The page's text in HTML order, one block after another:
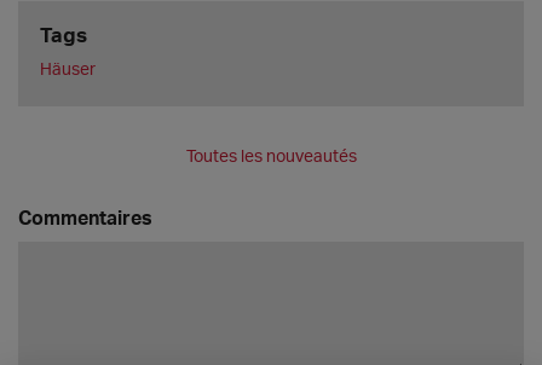
Tags
Häuser
Toutes les nouveautés
Commentaires